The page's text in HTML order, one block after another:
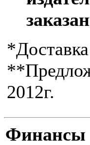
2012г.
Финансы